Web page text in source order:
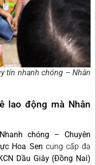
tín nhanh chóng – Nhân
lao động mà Nhân
chóng – Chuyên
Hoa Sen cung cấp đa
Dầu Giây (Đồng Nai)